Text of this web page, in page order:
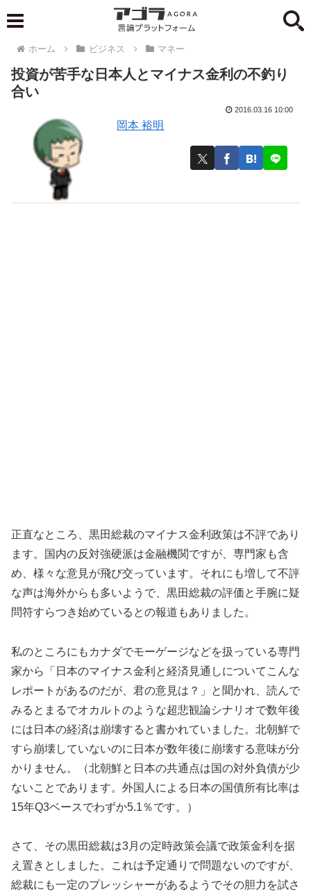
ホーム ビジネス マネー
投資が苦手な日本人とマイナス金利の不釣り
合い
岡本 裕明
2016.03.16 10:00
正直なところ、黒田総裁のマイナス金利政策は不評であり
ます。国内の反対強硬派は金融機関ですが、専門家も含
め、様々な意見が飛び交っています。それにも増して不評
な声は海外からも多いようで、黒田総裁の評価と手腕に疑
問符すらつき始めているとの報道もありました。
私のところにもカナダでモーゲージなどを扱っている専門
家から「日本のマイナス金利と経済見通しについてこんな
レポートがあるのだが、君の意見は？」と聞かれ、読んで
みるとまるでオカルトのような超悲観論シナリオで数年後
には日本の経済は崩壊すると書かれていました。北朝鮮で
すら崩壊していないのに日本が数年後に崩壊する意味が分
かりません。（北朝鮮と日本の共通点は国の対外負債が少
ないことであります。外国人による日本の国債所有比率は
15年Q3ベースでわずか5.1％です。）
さて、その黒田総裁は3月の定時政策会議で政策金利を据
え置きとしました。これは予定通りで問題ないのですが、
総裁にも一定のプレッシャーがあるようでその胆力を試さ